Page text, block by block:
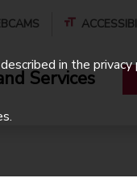
Services
in the